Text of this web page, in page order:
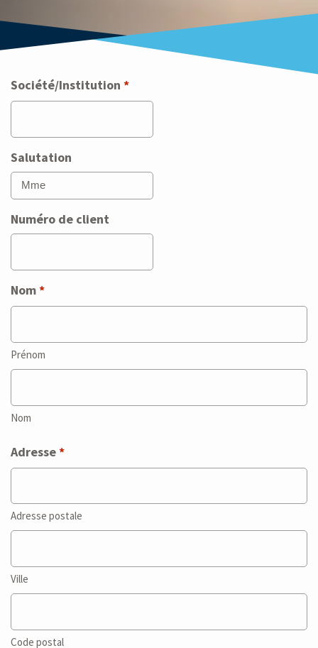
Société/Institution *
Salutation
Numéro de client
Nom*
Prénom
Nom
Adresse*
Adresse postale
Ville
Code postal